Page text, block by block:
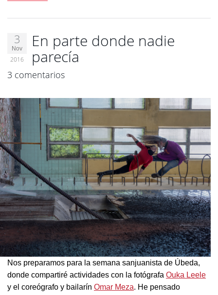
3
Nov
2016
En parte donde nadie
parecía
3 comentarios
Nos preparamos para la semana sanjuanista de Úbeda,
donde compartiré actividades con la fotógrafa Ouka Leele
y el coreógrafo y bailarín Omar Meza. He pensado